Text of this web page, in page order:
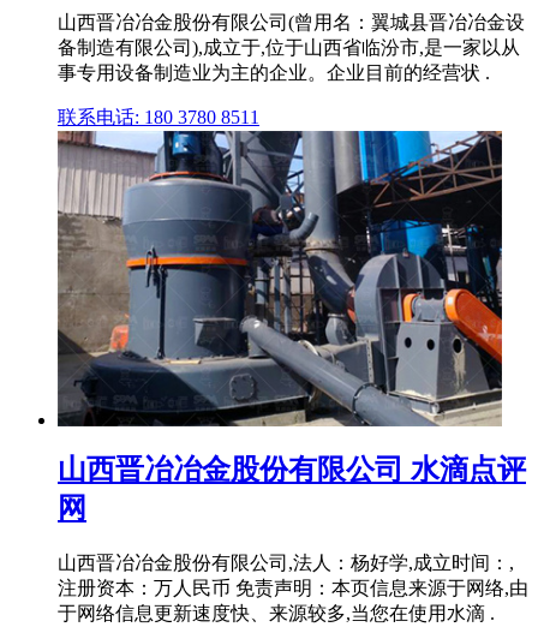
山西晋冶冶金股份有限公司(曾用名：翼城县晋冶冶金设
备制造有限公司),成立于,位于山西省临汾市,是一家以从
事专用设备制造业为主的企业。企业目前的经营状 .
联系电话: 180 3780 8511
山西晋冶冶金股份有限公司 水滴点评
网
山西晋冶冶金股份有限公司,法人：杨好学,成立时间：,
注册资本：万人民币 免责声明：本页信息来源于网络,由
于网络信息更新速度快、来源较多,当您在使用水滴 .